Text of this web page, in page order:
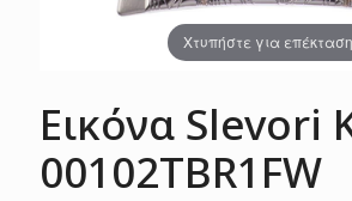
Χτυπήστε για επέκταση
Εικόνα Slevori
00102TBR1FW